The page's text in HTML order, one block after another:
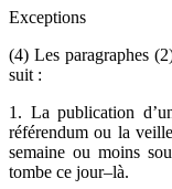
Exceptions
(4) Les paragraphes
suit :
1. La publication
référendum ou la
semaine ou moins
tombe ce jour–là.